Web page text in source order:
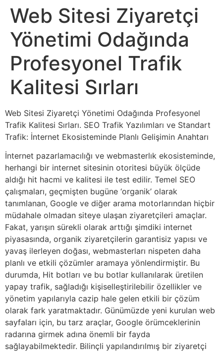
Web Sitesi Ziyaretçi
Yönetimi Odağında
Profesyonel Trafik
Kalitesi Sırları
Web Sitesi Ziyaretçi Yönetimi Odağında Profesyonel
Trafik Kalitesi Sırları. SEO Trafik Yazılımları ve Standart
Trafik: İnternet Ekosisteminde Planlı Gelişimin Anahtarı
İnternet pazarlamacılığı ve webmasterlık ekosisteminde,
herhangi bir internet sitesinin otoritesi büyük ölçüde
aldığı hit hacmi ve kalitesi ile test edilir. Temel SEO
çalışmaları, geçmişten bugüne ‘organik’ olarak
tanımlanan, Google ve diğer arama motorlarından hiçbir
müdahale olmadan siteye ulaşan ziyaretçileri amaçlar.
Fakat, yarışın sürekli olarak arttığı şimdiki internet
piyasasında, organik ziyaretçilerin garantisiz yapısı ve
yavaş ilerleyen doğası, webmasterları nispeten daha
planlı ve etkili çözümler aramaya yönlendirmiştir. Bu
durumda, Hit botları ve bu botlar kullanılarak üretilen
yapay trafik, sağladığı kişiselleştirilebilir özellikler ve
yönetim yapılarıyla cazip hale gelen etkili bir çözüm
olarak fark yaratmaktadır. Günümüzde yeni kurulan web
sayfaları için, bu tarz araçlar, Google örümceklerinin
radarına girmek adına önemli bir fayda
sağlayabilmektedir. Bilinçli yapılandırılmış bir ziyaretçi